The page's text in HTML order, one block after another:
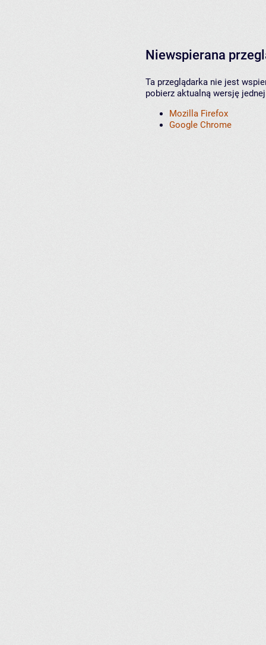
Niewspierana
Ta przeglądarka nie jest
pobierz aktualną wersję
Mozilla Firefox
Google Chrome